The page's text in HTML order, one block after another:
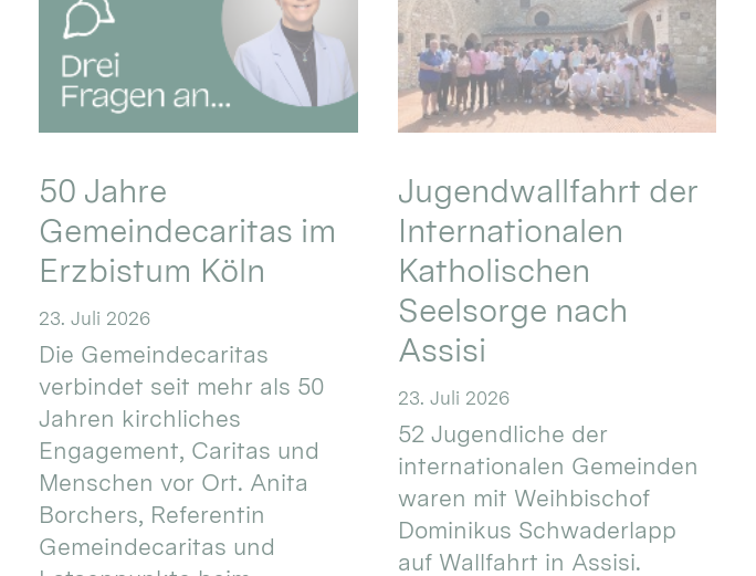
50 Jahre
Gemeindecaritas im
Erzbistum Köln
23. Juli 2026
Die Gemeindecaritas
verbindet seit mehr als 50
Jahren kirchliches
Engagement, Caritas und
Menschen vor Ort. Anita
Borchers, Referentin
Gemeindecaritas und
Jugendwallfahrt der
Internationalen
Katholischen
Seelsorge nach
Assisi
23. Juli 2026
52 Jugendliche der
internationalen Gemeinden
waren mit Weihbischof
Dominikus Schwaderlapp
auf Wallfahrt in Assisi.